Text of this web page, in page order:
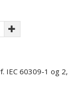
IEC 60309-1 og 2,